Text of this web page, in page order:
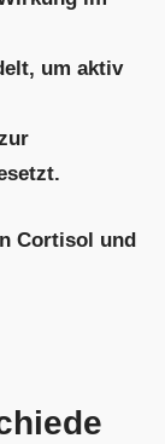
um aktiv
Cortisol und